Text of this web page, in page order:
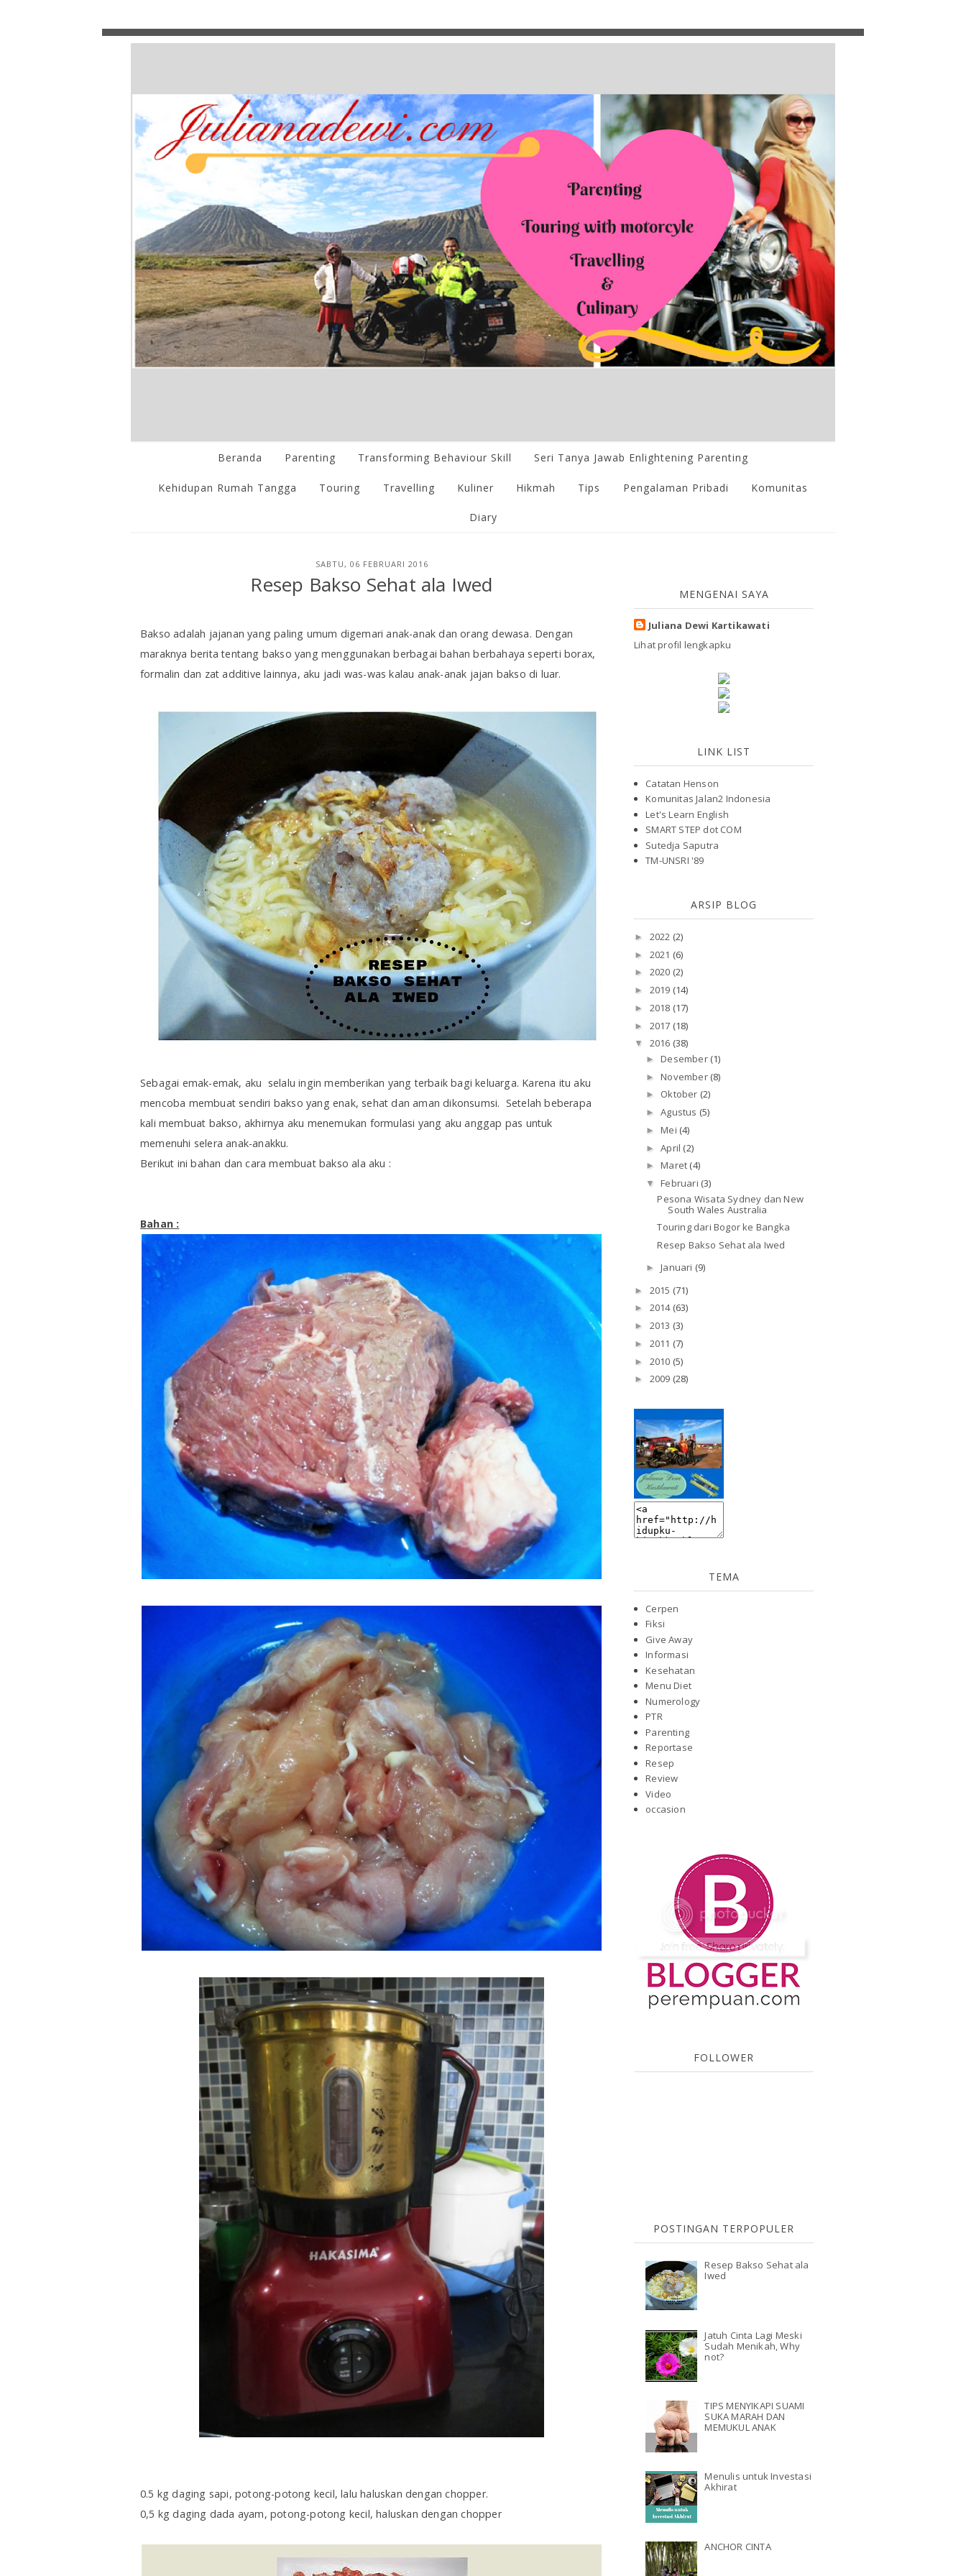
Beranda Parenting Transforming Behaviour Skill Seri Tanya Jawab Enlightening Parenting
Kehidupan Rumah Tangga Touring Travelling Kuliner Hikmah Tips Pengalaman Pribadi Komunitas
Diary
SABTU, 06 FEBRUARI 2016
Resep Bakso Sehat ala Iwed
Bakso adalah jajanan yang paling umum digemari anak-anak dan orang dewasa. Dengan
maraknya berita tentang bakso yang menggunakan berbagai bahan berbahaya seperti borax,
formalin dan zat additive lainnya, aku jadi was-was kalau anak-anak jajan bakso di luar.
Sebagai emak-emak, aku selalu ingin memberikan yang terbaik bagi keluarga. Karena itu aku
mencoba membuat sendiri bakso yang enak, sehat dan aman dikonsumsi. Setelah beberapa
kali membuat bakso, akhirnya aku menemukan formulasi yang aku anggap pas untuk
memenuhi selera anak-anakku.
Berikut ini bahan dan cara membuat bakso ala aku :
Bahan :
0.5 kg daging sapi, potong-potong kecil, lalu haluskan dengan chopper.
0,5 kg daging dada ayam, potong-potong kecil, haluskan dengan chopper
MENGENAI SAYA
Juliana Dewi Kartikawati
Lihat profil lengkapku
LINK LIST
Catatan Henson
Komunitas Jalan2 Indonesia
Let's Learn English
SMART STEP dot COM
Sutedja Saputra
TM-UNSRI '89
ARSIP BLOG
► 2022 (2)
► 2021 (6)
► 2020 (2)
► 2019 (14)
► 2018 (17)
► 2017 (18)
▼ 2016 (38)
►Desember (1)
►November (8)
► Oktober (2)
►Agustus (5)
►Mei (4)
►April (2)
►Maret (4)
▼Februari (3)
Pesona Wisata Sydney dan New
South Wales Australia
Touring dari Bogor ke Bangka
Resep Bakso Sehat ala Iwed
►Januari (9)
► 2015 (71)
► 2014 (63)
► 2013 (3)
► 2011 (7)
► 2010 (5)
► 2009 (28)
TEMA
Cerpen
Fiksi
Give Away
Informasi
Kesehatan
Menu Diet
Numerology
PTR
Parenting
Reportase
Resep
Review
Video
occasion
FOLLOWER
POSTINGAN TERPOPULER
Resep Bakso Sehat ala
Iwed
Jatuh Cinta Lagi Meski
Sudah Menikah, Why
not?
TIPS MENYIKAPI SUAMI
SUKA MARAH DAN
MEMUKUL ANAK
Menulis untuk Investasi
Akhirat
ANCHOR CINTA